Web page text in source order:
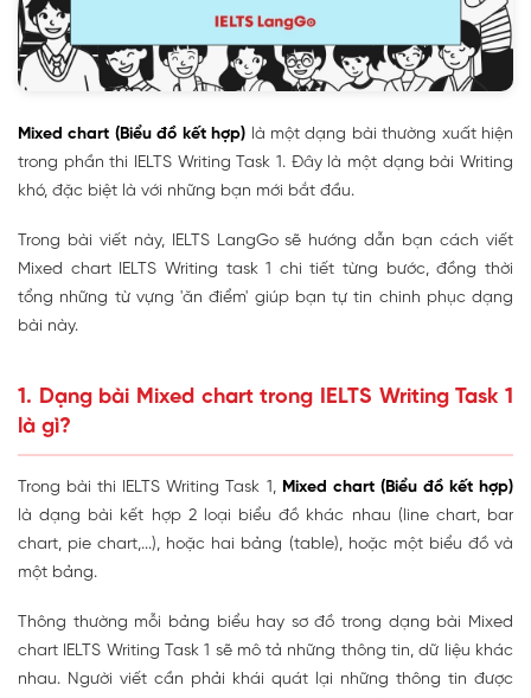
Mixed chart (Biểu đồ kết hợp) là một dạng bài thường xuất hiện
trong phần thi IELTS Writing Task 1. Đây là một dạng bài Writing
khó, đặc biệt là với những bạn mới bắt đầu.
Trong bài viết này, IELTS LangGo sẽ hướng dẫn bạn cách viết
Mixed chart IELTS Writing task 1 chi tiết từng bước, đồng thời
tổng những từ vựng 'ăn điểm' giúp bạn tự tin chinh phục dạng
bài này.
1. Dạng bài Mixed chart trong IELTS Writing Task 1
là gì?
Trong bài thi IELTS Writing Task 1, Mixed chart (Biểu đồ kết hợp)
là dạng bài kết hợp 2 loại biểu đồ khác nhau (line chart, bar
chart, pie chart,...), hoặc hai bảng (table), hoặc một biểu đồ và
một bảng.
Thông thường mỗi bảng biểu hay sơ đồ trong dạng bài Mixed
chart IELTS Writing Task 1 sẽ mô tả những thông tin, dữ liệu khác
nhau. Người viết cần phải khái quát lại những thông tin được